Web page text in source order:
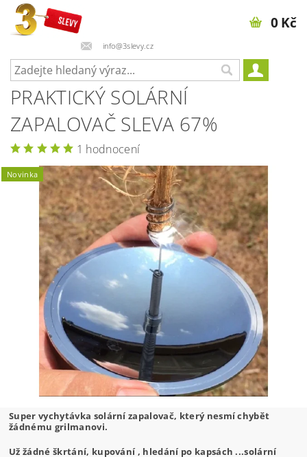
info@3slevy.cz
0 Kč
PRAKTICKÝ SOLÁRNÍ
ZAPALOVAČ SLEVA 67%
1 hodnocení
Novinka
Super vychytávka solární zapalovač, který nesmí chybět
žádnému grilmanovi.
Už žádné škrtání, kupování , hledání po kapsách ...solární